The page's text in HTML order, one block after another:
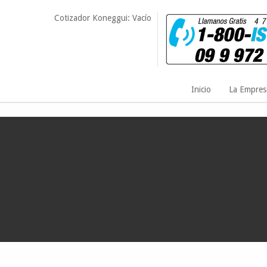
Cotizador Koneggui: Vacío
Inicio La
¿Qué consecuencias tiene un mal inventario de una empresa?